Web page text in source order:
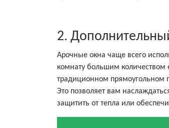
2.
Арочные окна чаще всего
комнату большим количеством
традиционном прямоугольном
Это позволяет вам
защитить от тепла или